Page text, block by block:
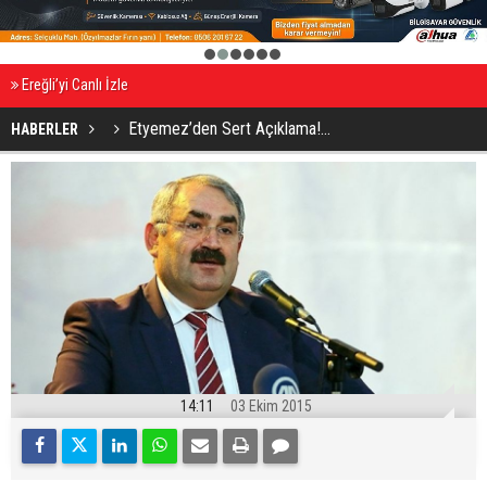
2 3 4 5 6
Ereğli’yi Canlı İzle
HABERLER Etyemez’den Sert Açıklama!...
14:11 03 Ekim 2015